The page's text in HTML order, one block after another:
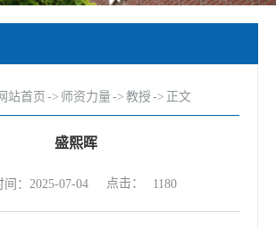
站首页 -> 师资力量-> 教授-> 正文
盛熙晖
间：2025-07-04 点击： 1180